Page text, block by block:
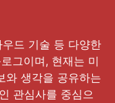
드 기술 등 다양한
그이며, 현재는 미
와 생각을 공유하는
관심사를 중심으